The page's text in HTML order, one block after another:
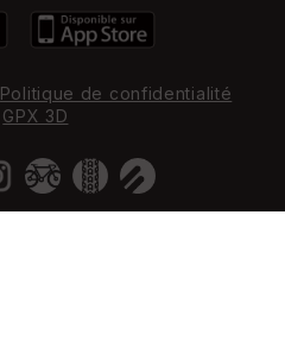
Politique de confidentialité
GPX 3D